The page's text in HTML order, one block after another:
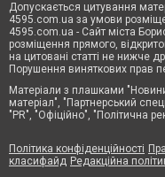
Допускається цитування
4595.com.ua за умови
4595.com.ua - Сайт міста
розміщення прямого,
на цитовані статті не нижче
Порушення виняткових прав
Матеріали з плашками
матеріал", "Партнерський
"PR", "Офіційно", "Політична
Політика конфіденційності
класифайд Редакційна